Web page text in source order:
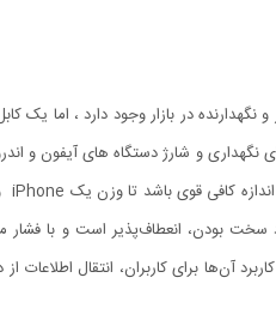
بودن، انعطاف‌پذیر است و با فشار